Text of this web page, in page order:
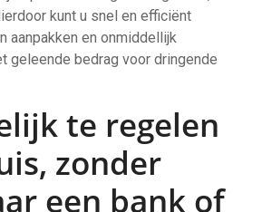
kunt u snel en efficiënt
aanpakken en onmiddellijk
geleende bedrag voor dringende
te regelen
zonder
een bank of